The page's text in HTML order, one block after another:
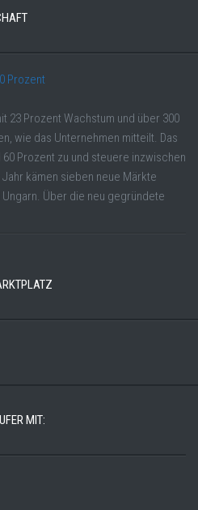
Prozent
23 Prozent Wachstum und über 300
wie das Unternehmen mitteilt. Das
Prozent zu und steuere inzwischen
kämen sieben neue Märkte
Über die neu gegründete
MIT: